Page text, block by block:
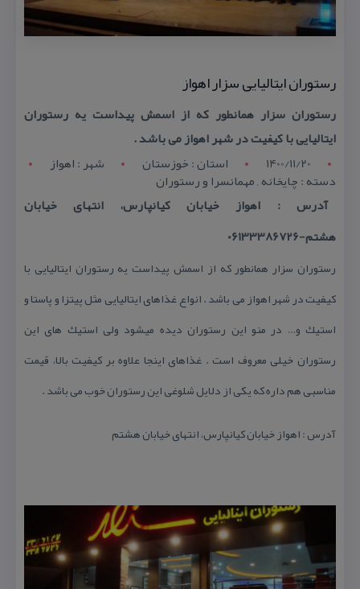
رستوران ایتالیایی سزار اهواز
رستوران سزار همانطور كه از اسمش پیداست یه رستوران
ایتالیایی با كیفیت در شهر اهواز می باشد .
1400/11/20
استان : خوزستان شهر : اهواز
دسته : چایخانه , مهمانسرا و رستوران
آدرس : اهواز خیابان كیانپارس، انتهای خیابان
هشتم-06133386726
رستوران سزار همانطور كه از اسمش پیداست یه رستوران ایتالیایی با
كیفیت در شهر اهواز می باشد . انواع غذاهای ایتالیایی مثل پیتزا و پاستا و
استیك و… در منو این رستوران دیده میشود ولی استیك های این
رستوران خیلی معروف است . غذاهای اینجا علاوه بر كیفیت بالا، قیمت
مناسبی هم داره كه یكی از دلایل شلوغی این رستوران خوب می باشد .
آدرس : اهواز خیابان كیانپارس، انتهای خیابان هشتم